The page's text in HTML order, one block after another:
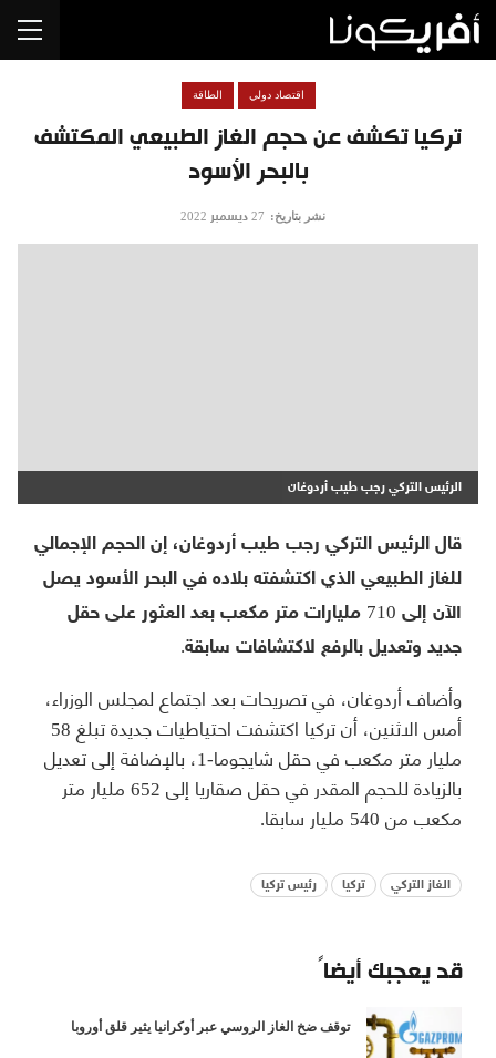
تركيا تكشف عن حجم الغاز الطبيعي المكتشف
بالبحر الأسود
اقتصاد دولي الطاقة
نشر بتاريخ: 27 ديسمبر 2022
الرئيس التركي رجب طيب أردوغان
قال الرئيس التركي رجب طيب أردوغان، إن الحجم الإجمالي
للغاز ‏الطبيعي الذي اكتشفته بلاده في البحر الأسود يصل
الآن إلى 710 مليارات متر ‏مكعب بعد العثور على حقل
جديد وتعديل بالرفع لاكتشافات سابقة‎.
وأضاف أردوغان، في تصريحات بعد اجتماع لمجلس الوزراء،
أمس الاثنين، أن تركيا اكتشفت ‏احتياطيات جديدة تبلغ 58
مليار متر مكعب في حقل شايجوما-1، بالإضافة إلى ‏تعديل
بالزيادة للحجم المقدر في حقل صقاريا إلى 652 مليار متر
مكعب من 540 ‏مليار سابقا‎.‎
الغاز التركي تركيا رئيس تركيا
قد يعجبك أيضاً
توقف ضخ الغاز الروسي عبر أوكرانيا يثير قلق أوروبا